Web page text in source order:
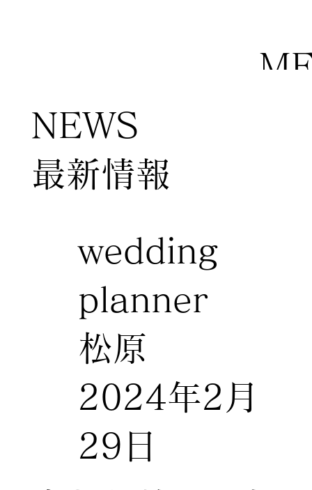
NEWS
​最新情報
2024年2月
29日
wedding
planner
松原